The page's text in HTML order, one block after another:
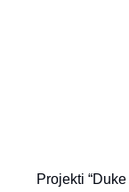
Projekti